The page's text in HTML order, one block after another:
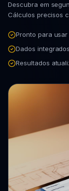
Descubra em
Cálculos precisos
Pronto para
Dados
Resultados